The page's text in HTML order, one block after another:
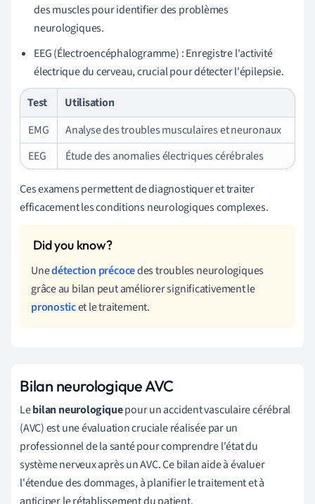
des muscles pour identifier des problèmes
neurologiques.
EEG (Électroencéphalogramme) : Enregistre l'activité
électrique du cerveau, crucial pour détecter l'épilepsie.
Test
Utilisation
EMG
Analyse des troubles musculaires et neuronaux
EEG
Étude des anomalies électriques cérébrales
Ces examens permettent de diagnostiquer et traiter
efficacement les conditions neurologiques complexes.
Unedétection précocedes troubles neurologiques
grâce au bilan peut améliorer significativement le
pronosticet le traitement.
Bilan neurologique AVC
Lebilan neurologiquepour un accident vasculaire cérébral
(AVC) est une évaluation cruciale réalisée par un
professionnel de la santé pour comprendre l'état du
système nerveux après un AVC. Ce bilan aide à évaluer
l'étendue des dommages, à planifier le traitement et à
anticiper le rétablissement du patient.